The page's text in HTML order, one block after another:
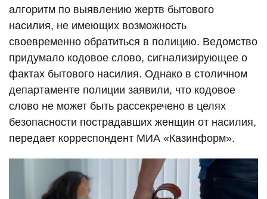
алгоритм по выявлению жертв бытового
насилия, не имеющих возможность
своевременно обратиться в полицию. Ведомство
придумало кодовое слово, сигнализирующее о
фактах бытового насилия. Однако в столичном
департаменте полиции заявили, что кодовое
слово не может быть рассекречено в целях
безопасности пострадавших женщин от насилия,
передает корреспондент МИА «Казинформ».